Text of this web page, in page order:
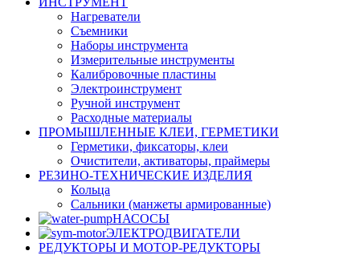
Нагреватели
Съемники
Наборы инструмента
Измерительные инструменты
Калибровочные пластины
Электроинструмент
Ручной инструмент
Расходные материалы
ПРОМЫШЛЕННЫЕ КЛЕИ, ГЕРМЕТИКИ
Герметики, фиксаторы, клеи
Очистители, активаторы, праймеры
РЕЗИНО-ТЕХНИЧЕСКИЕ ИЗДЕЛИЯ
Кольца
Сальники (манжеты армированные)
НАСОСЫ
ЭЛЕКТРОДВИГАТЕЛИ
РЕДУКТОРЫ И МОТОР-РЕДУКТОРЫ